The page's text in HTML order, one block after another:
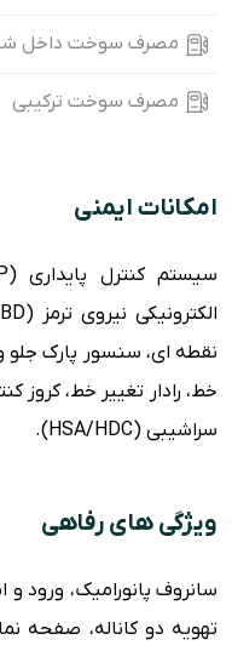
مصرف سوخت داخل
مصرف سوخت ترکیبی
امکانات ایمنی
نقطه ای، سنسور پارک جلو
خط، رادار تغییر خط، کروز
سراشیبی (HSA/HDC).
ویژگی های رفاهی
سانروف پانورامیک، ورود و